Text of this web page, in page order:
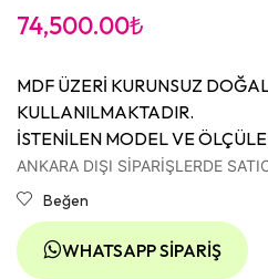
74,500.00₺
MDF ÜZERİ KURUNSUZ
KULLANILMAKTADIR.
İSTENİLEN MODEL VE
ANKARA DIŞI SİPARİŞLERDE
Beğen
WHATSAPP SIPARIŞ